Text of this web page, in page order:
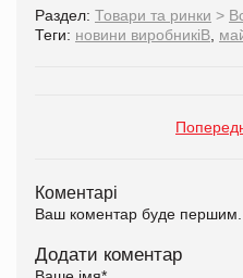
Раздел: Товари та ринки >
Теги: новини виробникіВ
Коментарі
Ваш коментар буде першим.
Додати коментар